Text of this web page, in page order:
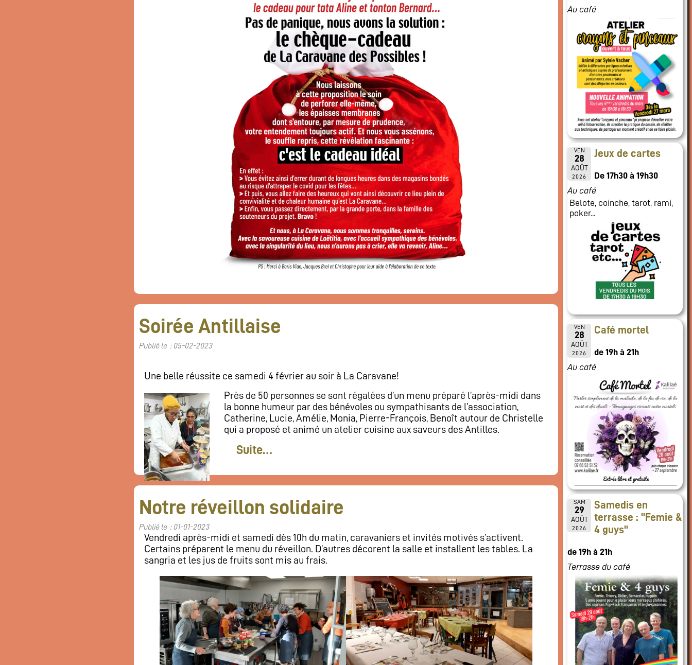
Soirée Antillaise
Publié le : 05-02-2023
Une belle réussite ce samedi 4 février au soir à La Caravane!
Près de 50 personnes se sont régalées d’un menu préparé l’après-midi dans
la bonne humeur par des bénévoles ou sympathisants de l’association,
Catherine, Lucie, Amélie, Monia, Pierre-François, Benoît autour de Christelle
qui a proposé et animé un atelier cuisine aux saveurs des Antilles.
Suite…
Notre réveillon solidaire
Publié le : 01-01-2023
Vendredi après-midi et samedi dès 10h du matin, caravaniers et invités motivés s’activent.
Certains préparent le menu du réveillon. D’autres décorent la salle et installent les tables. La
sangria et les jus de fruits sont mis au frais.
Au café
VEN
28
AOÛT
2026
Jeux de cartes
De 17h30 à 19h30
Au café
Belote, coinche, tarot, rami,
poker...
VEN
28
AOÛT
2026
Café mortel
de 19h à 21h
Au café
SAM
29
AOÛT
2026
Samedis en
terrasse : "Femie &
4 guys"
de 19h à 21h
Terrasse du café